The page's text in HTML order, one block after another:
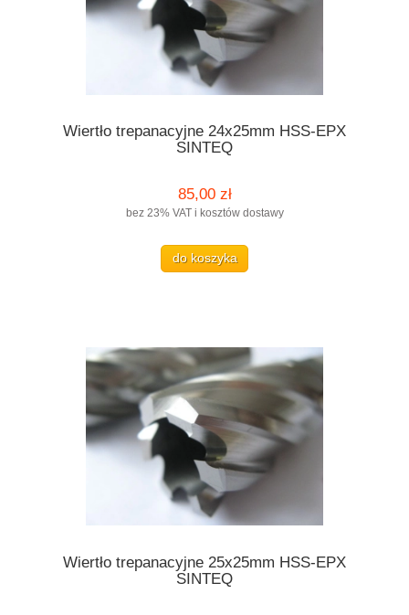
Wiertło trepanacyjne 24x25mm HSS-EPX
SINTEQ
85,00 zł
bez 23% VAT i kosztów dostawy
do koszyka
Wiertło trepanacyjne 25x25mm HSS-EPX
SINTEQ